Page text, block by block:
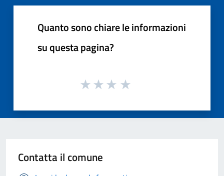
Quanto sono chiare le informazioni
su questa pagina?
Contatta il comune